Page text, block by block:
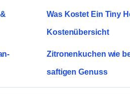
Was Kostet Ein Tiny
Kostenübersicht
Zitronenkuchen wie
saftigen Genuss